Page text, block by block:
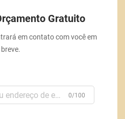
Gratuito
em contato com você em
breve.
0/100